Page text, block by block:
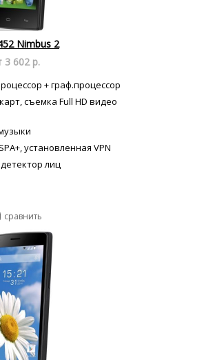
Nimbus 2
3 602 р.
+ граф.процессор
съемка Full HD видео
установленная VPN
лиц
сравнить